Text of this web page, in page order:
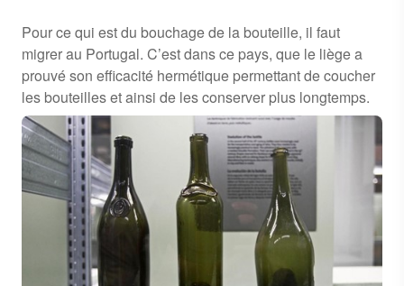
Pour ce qui est du bouchage de la bouteille, il faut
migrer au Portugal. C’est dans ce pays, que le liège a
prouvé son efficacité hermétique permettant de coucher
les bouteilles et ainsi de les conserver plus longtemps.